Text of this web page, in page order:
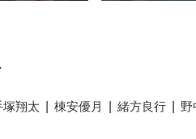
塚翔太 棟安優月 緒方良行 野